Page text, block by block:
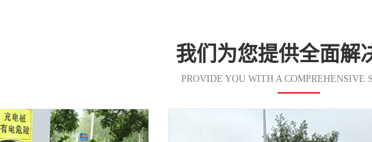
我们为您提供全面解
PROVIDE YOU WITH A COMPREHENSIVE